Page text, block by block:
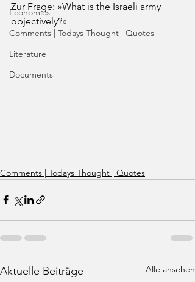
Economics
Comments | Todays Thought | Quotes
Literature
Documents
Zur Frage: »What is the Israeli army
objectively?«
Comments | Todays Thought | Quotes
Aktuelle Beiträge Alle ansehen